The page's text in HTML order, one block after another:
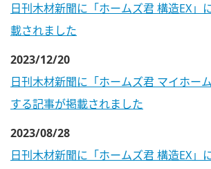
日刊木材新聞に「ホームズ君 構造EX」
載されました
2023/12/20
日刊木材新聞に「ホームズ君 マイホー
する記事が掲載されました
2023/08/28
日刊木材新聞に「ホームズ君 構造EX」